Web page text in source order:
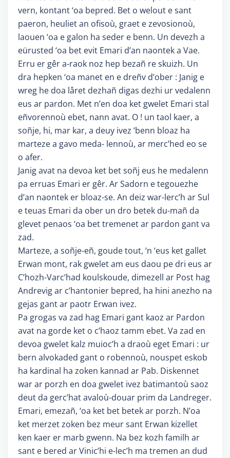
vern, kontant ‘oa bepred. Bet o welout e sant
paeron, heuliet an ofisoù, graet e zevosionoù,
laouen ‘oa e galon ha seder e benn. Un devezh a
eürusted ‘oa bet evit Emari d’an naontek a Vae.
Erru er gêr a-raok noz hep bezañ re skuizh. Un
dra hepken ‘oa manet en e dreñv d’ober : Janig e
wreg he doa lâret dezhañ digas dezhi ur vedalenn
eus ar pardon. Met n’en doa ket gwelet Emari stal
eñvorennoù ebet, nann avat. O ! un taol kaer, a
soñje, hi, mar kar, a deuy ivez ‘benn bloaz ha
marteze a gavo meda- lennoù, ar merc’hed eo se
o afer.
Janig avat na devoa ket bet soñj eus he medalenn
pa erruas Emari er gêr. Ar Sadorn e tegouezhe
d’an naontek er bloaz-se. An deiz war-lerc’h ar Sul
e teuas Emari da ober un dro betek du-mañ da
glevet penaos ‘oa bet tremenet ar pardon gant va
zad.
Marteze, a soñje-eñ, goude tout, ‘n ‘eus ket gallet
Erwan mont, rak gwelet am eus daou pe dri eus ar
C’hozh-Varc’had koulskoude, dimezell ar Post hag
Andrevig ar c’hantonier bepred, ha hini anezho na
gejas gant ar paotr Erwan ivez.
Pa grogas va zad hag Emari gant kaoz ar Pardon
avat na gorde ket o c’haoz tamm ebet. Va zad en
devoa gwelet kalz muioc’h a draoù eget Emari : ur
bern alvokaded gant o robennoù, nouspet eskob
ha kardinal ha zoken kannad ar Pab. Diskennet
war ar porzh en doa gwelet ivez batimantoù saoz
deut da gerc’hat avaloù-douar prim da Landreger.
Emari, emezañ, ‘oa ket bet betek ar porzh. N’oa
ket merzet zoken bez meur sant Erwan kizellet
ken kaer er marb gwenn. Na bez kozh familh ar
sant e bered ar Vinic’hi e-lec’h ma tremen an dud